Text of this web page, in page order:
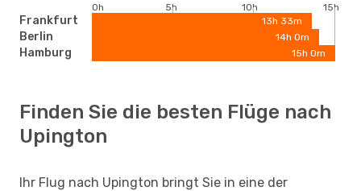
Frankfurt
Berlin
Hamburg
0h 5h 10h
15h
13h 33m
14h 0m
15h 0m
Finden Sie die besten Flüge nach
Upington
Ihr Flug nach Upington bringt Sie in eine der